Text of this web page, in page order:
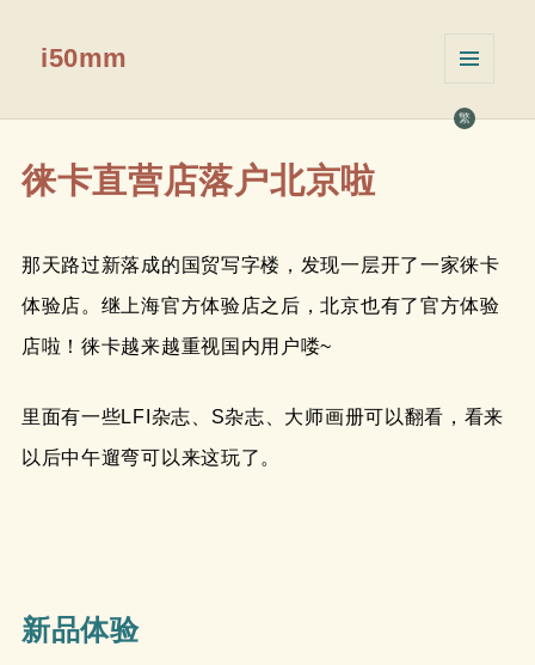
繁
i50mm
挂件
徕卡直营店落户北京啦
那天路过新落成的国贸写字楼，发现一层开了一家徕卡
体验店。继上海官方体验店之后，北京也有了官方体验
店啦！徕卡越来越重视国内用户喽~
里面有一些LFI杂志、S杂志、大师画册可以翻看，看来
以后中午遛弯可以来这玩了。
新品体验